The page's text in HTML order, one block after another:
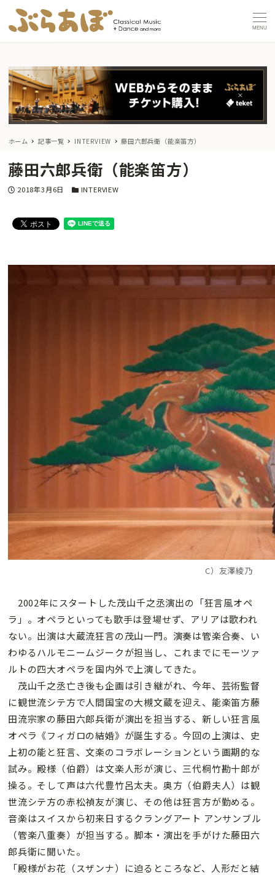
MENU
ホーム 記事一覧 INTERVIEW 藤田六郎兵衛（能楽笛方）
藤田六郎兵衛（能楽笛方）
投稿日
2018年3月6日 カテゴリー
INTERVIEW
C）友澤綾乃
2002年にスタートした茂山千之丞演出の「狂言風オペ
ラ」。オペラといっても歌手は登場せず、アリアは歌われ
ない。出演は大蔵流狂言の茂山一門。演奏は管楽合奏、い
わゆるハルモニームジークが担当し、これまでにモーツァ
ルトの四大オペラを国内外で上演してきた。
茂山千之丞亡き後も企画は引き継がれ、今年、芸術監督
に観世流シテ方で人間国宝の大槻文蔵を迎え、能楽笛方藤
田流宗家の藤田六郎兵衛が演出を担当する、新しい狂言風
オペラ《フィガロの結婚》が誕生する。今回の上演は、史
上初の能と狂言、文楽のコラボレーションという画期的な
試み。殿様（伯爵）は文楽人形が演じ、三代桐竹勘十郎が
操る。そして声は六代豊竹呂太夫。奥方（伯爵夫人）は観
世流シテ方の赤松禎友が演じ、その他は狂言方が勤める。
音楽はスイスから初来日するクラングアート アンサンブル
（管楽八重奏）が担当する。脚本・演出を手がけた藤田六
郎兵衛に聞いた。
「殿様がお花（スザンナ）に迫るところなど、人形だと結